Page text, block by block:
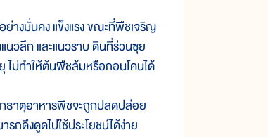
งมั่นคง แข็งแรง ขณะที่พืชเจริญ
นวลึก และแนวราบ ดินที่ร่วนซุย
ไม่ทำให้ต้นพืชล้มหรือถอนโคนได้
ธาตุอาหารพืชจะถูกปลดปล่อย
ถดึงดูดไปใช้ประโยชน์ได้ง่าย